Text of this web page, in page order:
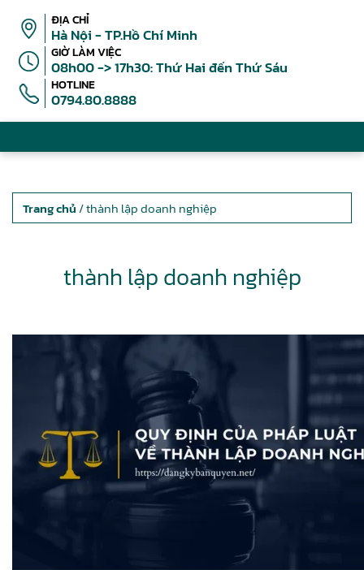
ĐỊA CHỈ
Hà Nội - TP.Hồ Chí Minh
GIỜ LÀM VIỆC
08h00 -> 17h30: Thứ Hai đến Thứ Sáu
HOTLINE
0794.80.8888
Trang chủ / thành lập doanh nghiệp
thành lập doanh nghiệp